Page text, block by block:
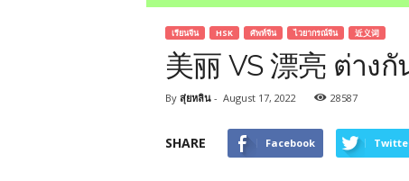
เรียนจีน HSK ศัพท์จีน ไวยากรณ์จีน 近义词
美丽 VS 漂亮 ต่าง
By สุ่ยหลิน- August 17, 2022 28587
SHARE Facebook